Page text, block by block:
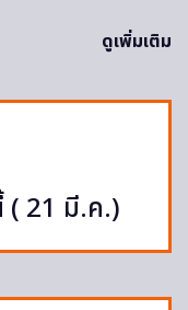
ดูเพิ่มเติม
( 21 มี.ค.)